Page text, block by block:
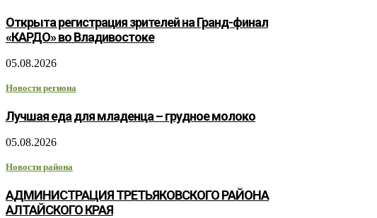
Открыта регистрация зрителей на Гранд-финал
«КАРДО» во Владивостоке
05.08.2026
Новости региона
Лучшая еда для младенца – грудное молоко
05.08.2026
Новости района
АДМИНИСТРАЦИЯ ТРЕТЬЯКОВСКОГО РАЙОНА
АЛТАЙСКОГО КРАЯ